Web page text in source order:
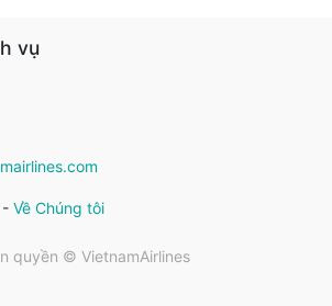
vụ
- Về Chúng tôi
quyền © VietnamAirlines